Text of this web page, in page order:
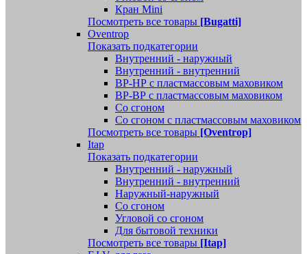
Кран Mini
Посмотреть все товары [Bugatti]
Oventrop
Показать подкатегории
Внутренний - наружный
Внутренний - внутренний
ВР-НР с пластмассовым маховиком
ВР-ВР с пластмассовым маховиком
Со сгоном
Со сгоном с пластмассовым маховиком
Посмотреть все товары [Oventrop]
Itap
Показать подкатегории
Внутренний - наружный
Внутренний - внутренний
Наружный-наружный
Со сгоном
Угловой со сгоном
Для бытовой техники
Посмотреть все товары [Itap]